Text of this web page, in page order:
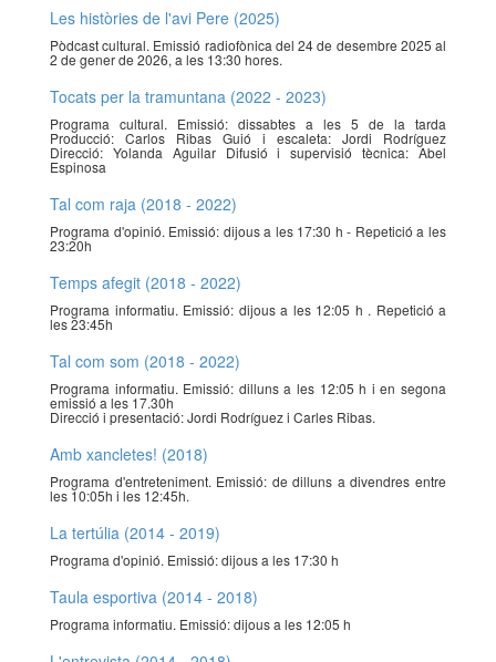
Les històries de l'avi Pere (2025)
Pòdcast cultural. Emissió radiofònica del 24 de desembre 2025 al
2 de gener de 2026, a les 13:30 hores.
Tocats per la tramuntana (2022 - 2023)
Programa cultural. Emissió: dissabtes a les 5 de la tarda
Producció: Carlos Ribas Guió i escaleta: Jordi Rodríguez
Direcció: Yolanda Aguilar Difusió i supervisió tècnica: Abel
Espinosa
Tal com raja (2018 - 2022)
Programa d'opinió. Emissió: dijous a les 17:30 h - Repetició a les
23:20h
Temps afegit (2018 - 2022)
Programa informatiu. Emissió: dijous a les 12:05 h . Repetició a
les 23:45h
Tal com som (2018 - 2022)
Programa informatiu. Emissió: dilluns a les 12:05 h i en segona
emissió a les 17.30h
Direcció i presentació: Jordi Rodríguez i Carles Ribas.
Amb xancletes! (2018)
Programa d'entreteniment. Emissió: de dilluns a divendres entre
les 10:05h i les 12:45h.
La tertúlia (2014 - 2019)
Programa d'opinió. Emissió: dijous a les 17:30 h
Taula esportiva (2014 - 2018)
Programa informatiu. Emissió: dijous a les 12:05 h